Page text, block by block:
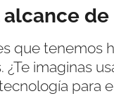
que tenemos
imaginas
para